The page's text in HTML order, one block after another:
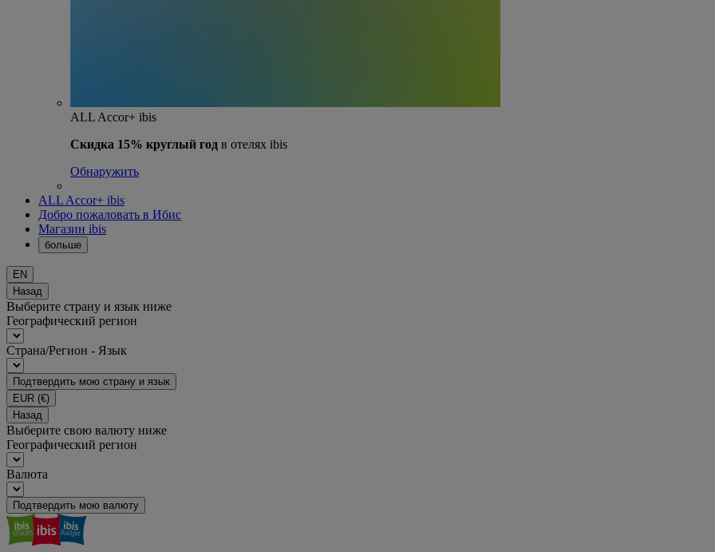
ALL Accor+ ibis
Скидка 15% круглый год в отелях ibis
Обнаружить
ALL Accor+ ibis
Добро пожаловать в Ибис
Магазин ibis
больше
EN
Назад
Выберите страну и язык ниже
Географический регион
Страна/Регион - Язык
Подтвердить мою страну и язык
EUR (€)
Назад
Выберите свою валюту ниже
Географический регион
Валюта
Подтвердить мою валюту